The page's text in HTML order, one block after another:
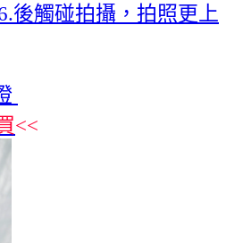
後觸碰拍攝，拍照更上
<<